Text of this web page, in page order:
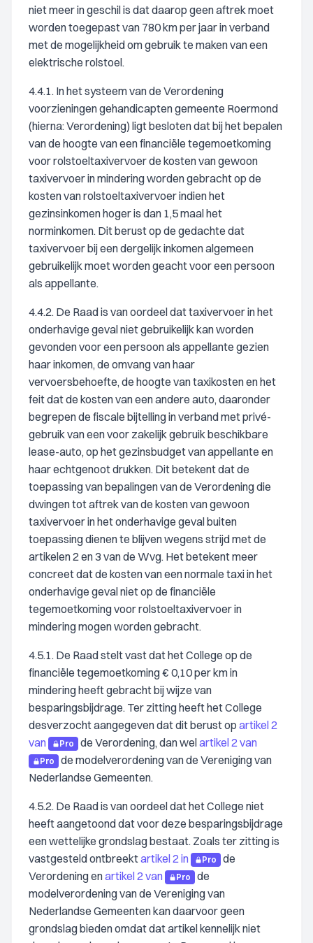
niet meer in geschil is dat daarop geen aftrek moet
worden toegepast van 780 km per jaar in verband
met de mogelijkheid om gebruik te maken van een
elektrische rolstoel.
4.4.1. In het systeem van de Verordening
voorzieningen gehandicapten gemeente Roermond
(hierna: Verordening) ligt besloten dat bij het bepalen
van de hoogte van een financiële tegemoetkoming
voor rolstoeltaxivervoer de kosten van gewoon
taxivervoer in mindering worden gebracht op de
kosten van rolstoeltaxivervoer indien het
gezinsinkomen hoger is dan 1,5 maal het
norminkomen. Dit berust op de gedachte dat
taxivervoer bij een dergelijk inkomen algemeen
gebruikelijk moet worden geacht voor een persoon
als appellante.
4.4.2. De Raad is van oordeel dat taxivervoer in het
onderhavige geval niet gebruikelijk kan worden
gevonden voor een persoon als appellante gezien
haar inkomen, de omvang van haar
vervoersbehoefte, de hoogte van taxikosten en het
feit dat de kosten van een andere auto, daaronder
begrepen de fiscale bijtelling in verband met privé-
gebruik van een voor zakelijk gebruik beschikbare
lease-auto, op het gezinsbudget van appellante en
haar echtgenoot drukken. Dit betekent dat de
toepassing van bepalingen van de Verordening die
dwingen tot aftrek van de kosten van gewoon
taxivervoer in het onderhavige geval buiten
toepassing dienen te blijven wegens strijd met de
artikelen 2 en 3 van de Wvg. Het betekent meer
concreet dat de kosten van een normale taxi in het
onderhavige geval niet op de financiële
tegemoetkoming voor rolstoeltaxivervoer in
mindering mogen worden gebracht.
4.5.1. De Raad stelt vast dat het College op de
financiële tegemoetkoming € 0,10 per km in
mindering heeft gebracht bij wijze van
besparingsbijdrage. Ter zitting heeft het College
desverzocht aangegeven dat dit berust op artikel 2
van
Pro de Verordening, dan welartikel 2 van
Pro
de modelverordening van de Vereniging van
Nederlandse Gemeenten.
4.5.2. De Raad is van oordeel dat het College niet
heeft aangetoond dat voor deze besparingsbijdrage
een wettelijke grondslag bestaat. Zoals ter zitting is
vastgesteld ontbreektartikel 2 in Pro
de
Verordening enartikel 2 van Pro
de
modelverordening van de Vereniging van
Nederlandse Gemeenten kan daarvoor geen
grondslag bieden omdat dat artikel kennelijk niet